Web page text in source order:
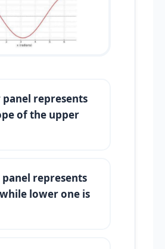
panel represents
of the upper
represents
lower one is